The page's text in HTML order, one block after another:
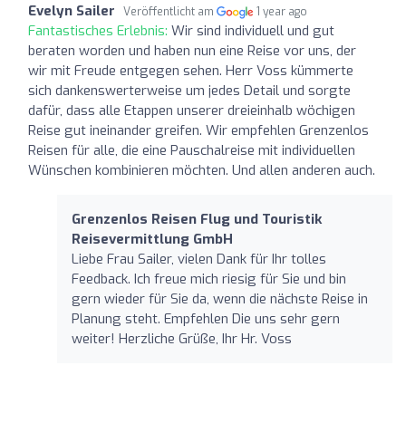
Evelyn Sailer Veröffentlicht am 1 year ago
Fantastisches Erlebnis: Wir sind individuell und gut
beraten worden und haben nun eine Reise vor uns, der
wir mit Freude entgegen sehen. Herr Voss kümmerte
sich dankenswerterweise um jedes Detail und sorgte
dafür, dass alle Etappen unserer dreieinhalb wöchigen
Reise gut ineinander greifen. Wir empfehlen Grenzenlos
Reisen für alle, die eine Pauschalreise mit individuellen
Wünschen kombinieren möchten. Und allen anderen auch.
Grenzenlos Reisen Flug und Touristik
Reisevermittlung GmbH
Liebe Frau Sailer, vielen Dank für Ihr tolles
Feedback. Ich freue mich riesig für Sie und bin
gern wieder für Sie da, wenn die nächste Reise in
Planung steht. Empfehlen Die uns sehr gern
weiter! Herzliche Grüße, Ihr Hr. Voss